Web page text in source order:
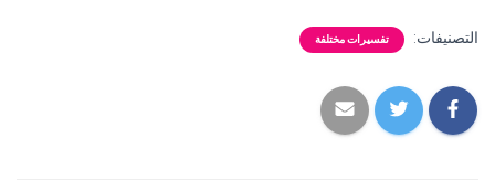
التصنيفات: تفسيرات مختلفة